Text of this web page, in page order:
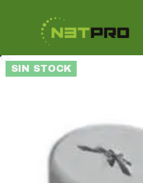
SIN STOCK